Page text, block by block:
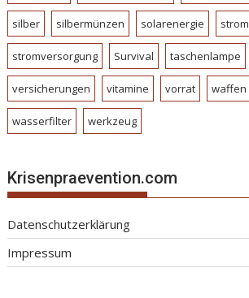
silber silbermünzen solarenergie strom
stromversorgung Survival taschenlampe
versicherungen vitamine vorrat waffen
wasserfilter werkzeug
Krisenpraevention.com
Datenschutzerklärung
Impressum